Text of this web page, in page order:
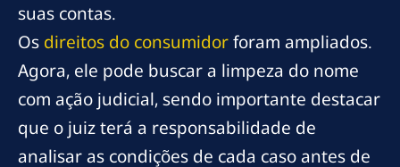
suas contas.
Os direitos do consumidorforam ampliados.
Agora, ele pode buscar a limpeza do nome
com ação judicial, sendo importante destacar
que o juiz terá a responsabilidade de
analisar as condições de cada caso antes de